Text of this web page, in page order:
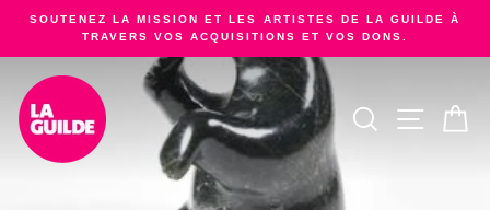
Passer
contenu
Pause
SOUTENEZ LA MISSION ET LES ARTISTES DE LA GUILDE À
TRAVERS VOS ACQUISITIONS ET VOS DONS.
RECHERCHER